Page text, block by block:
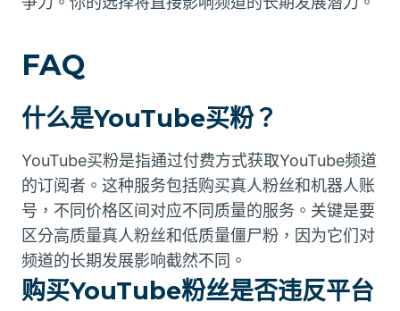
FAQ
什么是YouTube买粉？
YouTube买粉是指通过付费方式获取YouTube频道
的订阅者。这种服务包括购买真人粉丝和机器人账
号，不同价格区间对应不同质量的服务。关键是要
区分高质量真人粉丝和低质量僵尸粉，因为它们对
频道的长期发展影响截然不同。
购买YouTube粉丝是否违反平台